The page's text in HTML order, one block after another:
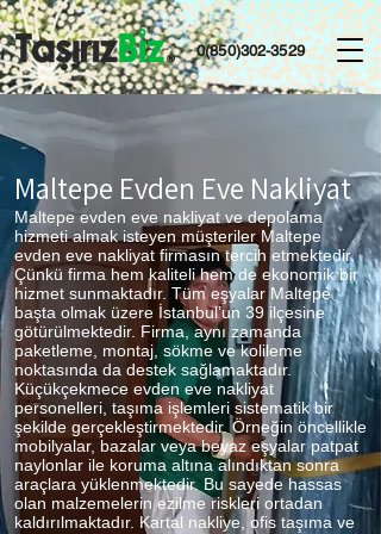
0(850)302-3529
Maltepe Evden Eve Nakliyat
Maltepe evden eve nakliyat ve depolama
hizmeti almak isteyen müşteriler Maltepe
evden eve nakliyat firmasın tercih etmektedir.
Çünkü firma hem kaliteli hem de ekonomik bir
hizmet sunmaktadır. Tüm eşyalar Maltepe
başta olmak üzere İstanbul’un 39 ilçesine
götürülmektedir. Firma, aynı zamanda
paketleme, montaj, sökme ve kolileme
noktasında da destek sağlamaktadır.
Küçükçekmece evden eve nakliyat
personelleri, taşıma işlemleri sistematik bir
şekilde gerçekleştirmektedir. Örneğin öncellikle
mobilyalar, bazalar veya beyaz eşyalar patpat
naylonlar ile koruma altına alındıktan sonra
araçlara yüklenmektedir. Bu sayede hassas
olan malzemelerin ezilme riskleri ortadan
kaldırılmaktadır. Kartal nakliye, ofis taşıma ve